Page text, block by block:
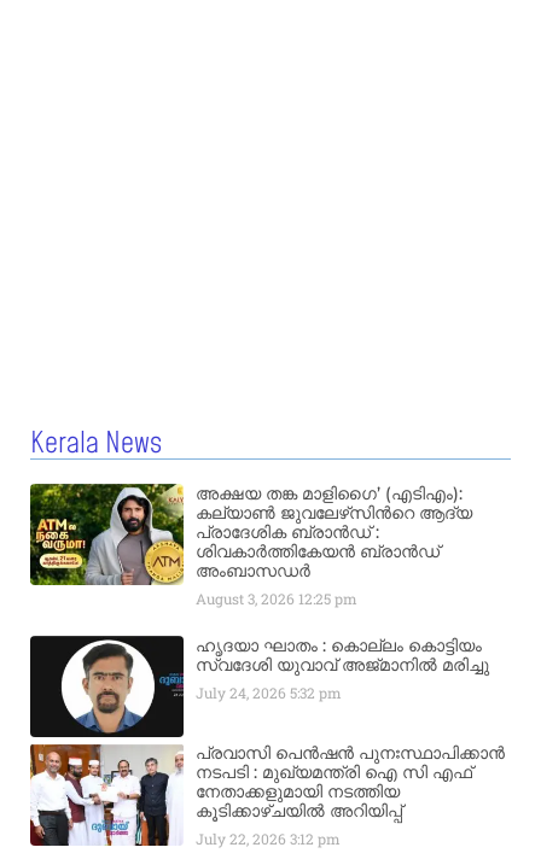
Kerala News
അക്ഷയ തങ്ക മാളിഗൈ’ (എടിഎം):
കല്യാണ്‍ ജുവലേഴ്‌സിന്‍റെ ആദ്യ
പ്രാദേശിക ബ്രാന്‍ഡ് :
ശിവകാര്‍ത്തികേയന്‍ ബ്രാന്‍ഡ്
അംബാസഡര്‍
August 3, 2026 12:25 pm
ഹൃദയാ ഘാതം : കൊല്ലം കൊട്ടിയം
സ്വദേശി യുവാവ് അജ്മാനിൽ മരിച്ചു
July 24, 20265:32 pm
പ്രവാസി പെൻഷൻ പുനഃസ്ഥാപിക്കാൻ
നടപടി : മുഖ്യമന്ത്രി ഐ സി എഫ്
നേതാക്കളുമായി നടത്തിയ
കൂടിക്കാഴ്ചയിൽ അറിയിപ്പ്
July 22, 20263:12 pm